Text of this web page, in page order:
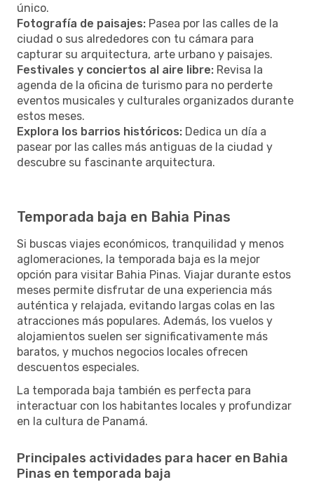
único.
Fotografía de paisajes: Pasea por las calles de la
ciudad o sus alrededores con tu cámara para
capturar su arquitectura, arte urbano y paisajes.
Festivales y conciertos al aire libre: Revisa la
agenda de la oficina de turismo para no perderte
eventos musicales y culturales organizados durante
estos meses.
Explora los barrios históricos: Dedica un día a
pasear por las calles más antiguas de la ciudad y
descubre su fascinante arquitectura.
Temporada baja en Bahia Pinas
Si buscas viajes económicos, tranquilidad y menos
aglomeraciones, la temporada baja es la mejor
opción para visitar Bahia Pinas. Viajar durante estos
meses permite disfrutar de una experiencia más
auténtica y relajada, evitando largas colas en las
atracciones más populares. Además, los vuelos y
alojamientos suelen ser significativamente más
baratos, y muchos negocios locales ofrecen
descuentos especiales.
La temporada baja también es perfecta para
interactuar con los habitantes locales y profundizar
en la cultura de Panamá.
Principales actividades para hacer en Bahia
Pinas en temporada baja